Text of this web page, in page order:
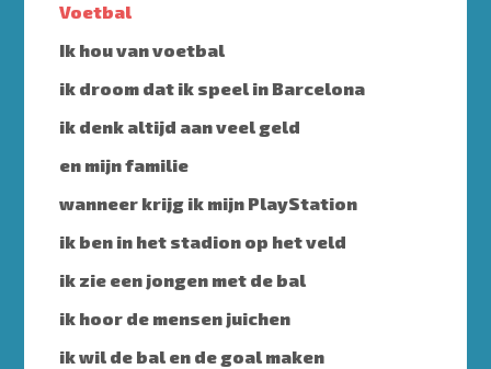
Voetbal
Ik hou van voetbal
ik droom dat ik speel in Barcelona
ik denk altijd aan veel geld
en mijn familie
wanneer krijg ik mijn PlayStation
ik ben in het stadion op het veld
ik zie een jongen met de bal
ik hoor de mensen juichen
ik wil de bal en de goal maken